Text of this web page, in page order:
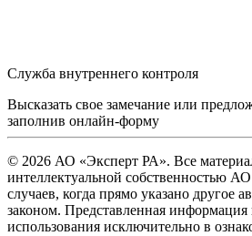
Служба внутреннего контроля
Высказать свое замечание или
заполнив онлайн-форму
© 2026 АО «Эксперт РА». Все
интеллектуальной собственностью
случаев, когда прямо указано другое
законом. Представленная информация
использования исключительно в